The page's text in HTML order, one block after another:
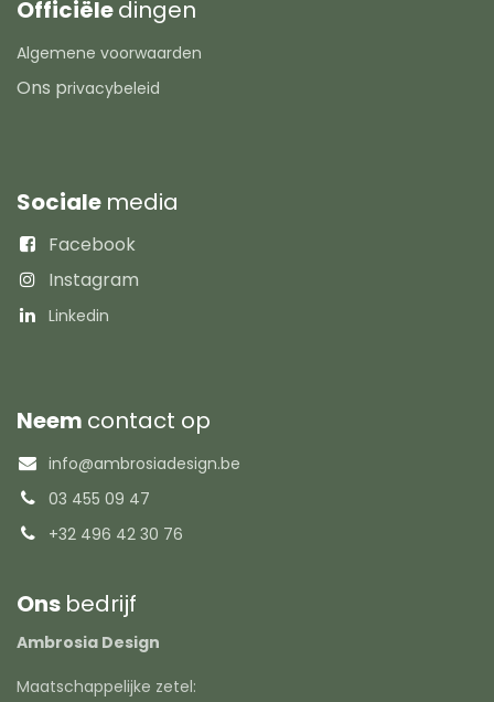
Officiëledingen
Algemene voorwaarden
Ons privacybeleid
Sociale media
Facebook
Instagram
Linkedin
Neem contact op
info@ambrosiadesign.be
03 455 09 47
+32 496 42 30 76
Ons bedrijf
Ambrosia Design
Maatschappelijke zetel: